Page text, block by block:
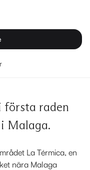
första raden
Malaga.
La Térmica, en
nära Malaga